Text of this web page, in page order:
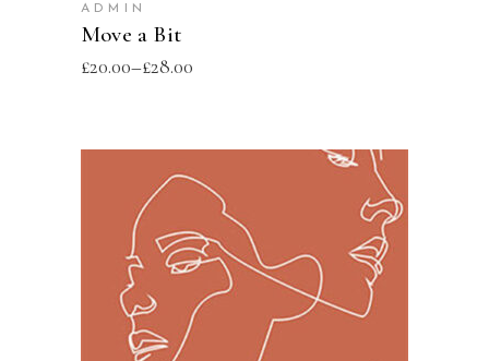
ADMIN
Move a Bit
£20.00–£28.00
SELECT OPTIONS